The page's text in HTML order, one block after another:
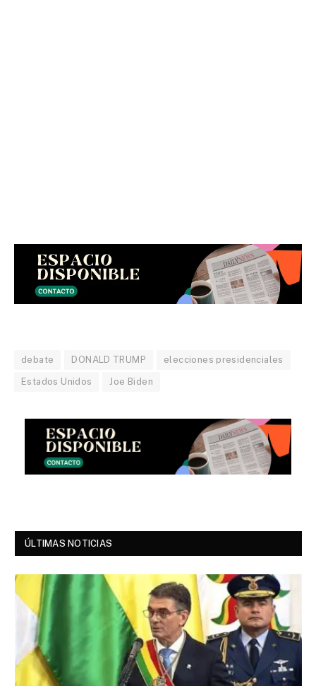
debate DONALD TRUMP elecciones presidenciales
Estados Unidos Joe Biden
ÚLTIMAS NOTICIAS